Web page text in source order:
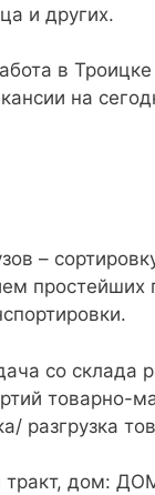
и других.
–
простейших
со склада
товарно-
разгрузка
тракт, дом: